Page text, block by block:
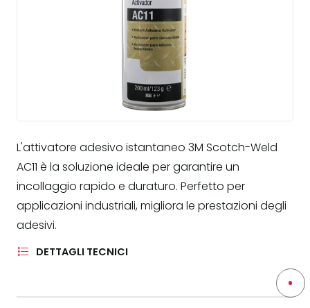
L'attivatore adesivo istantaneo 3M Scotch-Weld
AC11 è la soluzione ideale per garantire un
incollaggio rapido e duraturo. Perfetto per
applicazioni industriali, migliora le prestazioni degli
adesivi.
DETTAGLI TECNICI